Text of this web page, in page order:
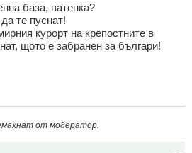
база, ватенка?
те пуснат!
курорт на крепостните в
щото е забранен за българи!
от модератор.